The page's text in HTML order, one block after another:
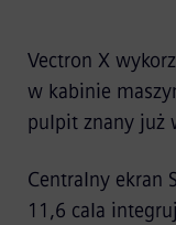
Vectron X
w kabinie
pulpit znany już
Centralny ekran
11,6 cala